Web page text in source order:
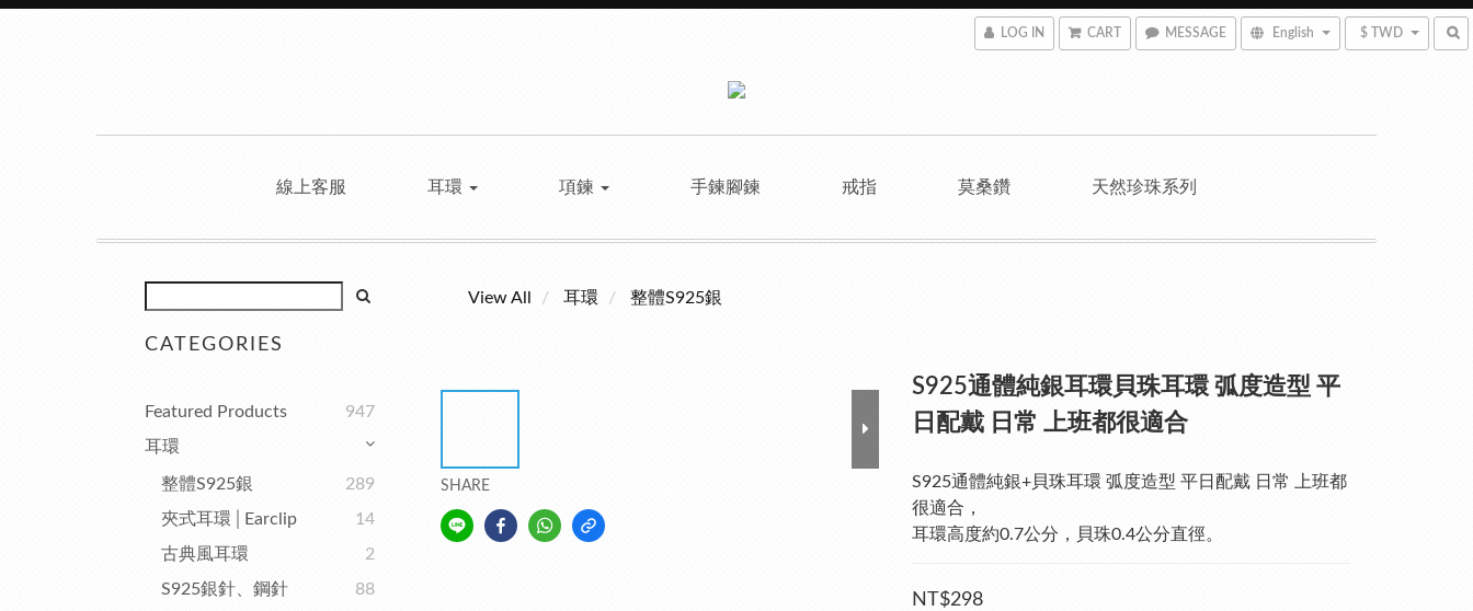
LOG IN CART MESSAGE English $ TWD
線上客服 耳環 項鍊 手鍊腳鍊 戒指 莫桑鑽 天然珍珠系列
CATEGORIES
Featured Products
947
耳環
整體S925銀
289
夾式耳環│Earclip
14
古典風耳環
2
S925銀針、鋼針
88
View All 耳環 整體S925銀
SHARE
S925通體純銀耳環貝珠耳環 弧度造型 平
日配戴 日常 上班都很適合
S925通體純銀+貝珠耳環 弧度造型 平日配戴 日常 上班都
很適合，
耳環高度約0.7公分，貝珠0.4公分直徑。
NT$298